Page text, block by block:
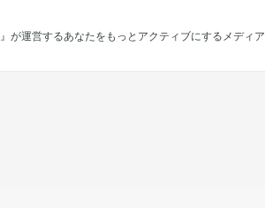
』が運営するあなたをもっとアクティブにするメディア